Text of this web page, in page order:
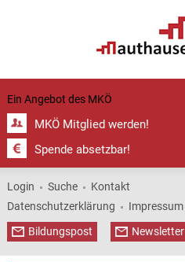
Ein Angebot des MKÖ
MKÖ Mitglied werden!
Spende absetzbar!
Login Suche
Kontakt
Datenschutzerklärung
Impressum
Bildungspost
Newsletter
Grein